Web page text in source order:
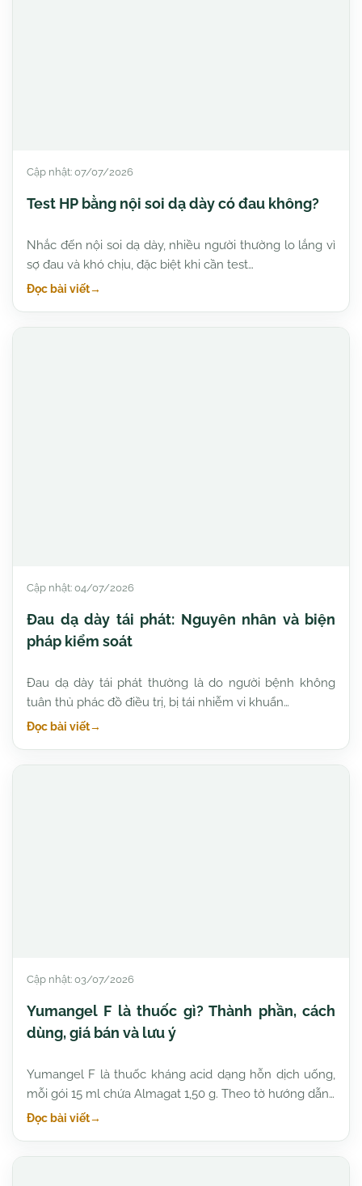
Cập nhật: 07/07/2026
Test HP bằng nội soi dạ dày có đau không?
Nhắc đến nội soi dạ dày, nhiều người thường lo lắng vì
sợ đau và khó chịu, đặc biệt khi cần test…
Đọc bài viết→
Cập nhật: 04/07/2026
Đau dạ dày tái phát: Nguyên nhân và biện
pháp kiểm soát
Đau dạ dày tái phát thường là do người bệnh không
tuân thủ phác đồ điều trị, bị tái nhiễm vi khuẩn…
Đọc bài viết→
Cập nhật: 03/07/2026
Yumangel F là thuốc gì? Thành phần, cách
dùng, giá bán và lưu ý
Yumangel F là thuốc kháng acid dạng hỗn dịch uống,
mỗi gói 15 ml chứa Almagat 1,50 g. Theo tờ hướng dẫn…
Đọc bài viết→